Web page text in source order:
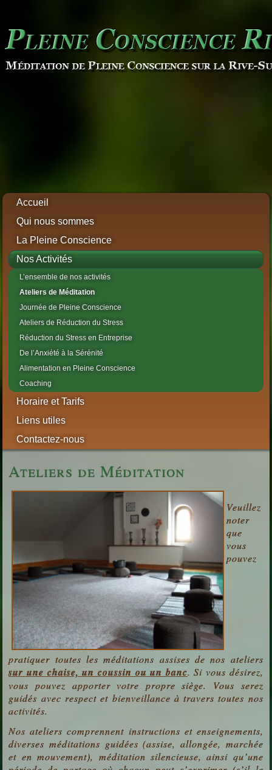
Accueil
Qui nous sommes
La Pleine Conscience
Nos Activités
L’ensemble de nos activités
Ateliers de Méditation
Journée de Pleine Conscience
Ateliers de Réduction du Stress
Réduction du Stress en Entreprise
De l’Anxiété à la Sérénité
Alimentation en Pleine Conscience
Coaching
Horaire et Tarifs
Liens utiles
Contactez-nous
Ateliers de Méditation
Veuillez
noter
que
vous
pouvez
pratiquer toutes les méditations assises de nos ateliers
sur une chaise, un coussin ou un banc. Si vous désirez,
vous pouvez apporter votre propre siège. Vous serez
guidés avec respect et bienveillance à travers toutes nos
activités.
Nos ateliers comprennent instructions et enseignements,
diverses méditations guidées (assise, allongée, marchée
et en mouvement), méditation silencieuse, ainsi qu’une